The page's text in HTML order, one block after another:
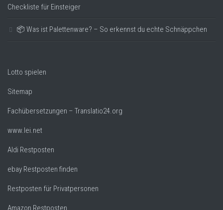
Checkliste für Einsteiger
📦 Was ist Palettenware? – So erkennst du echte Schnäppchen
Lotto spielen
Sitemap
Fachübersetzungen – Translatio24.org
www.lei.net
Aldi Restposten
ebay Restposten finden
Restposten für Privatpersonen
Amazon Restposten